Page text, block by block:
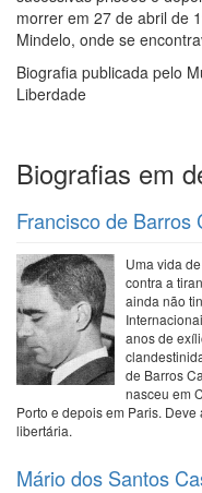
morrer em 27 de abril de
Mindelo, onde se
Biografia publicada pelo
Liberdade
Biografias em
Francisco de Barros
Uma vida
contra a
ainda não
anos de
de Barros
nasceu em
Porto e depois em Paris.
libertária.
Mário dos Santos